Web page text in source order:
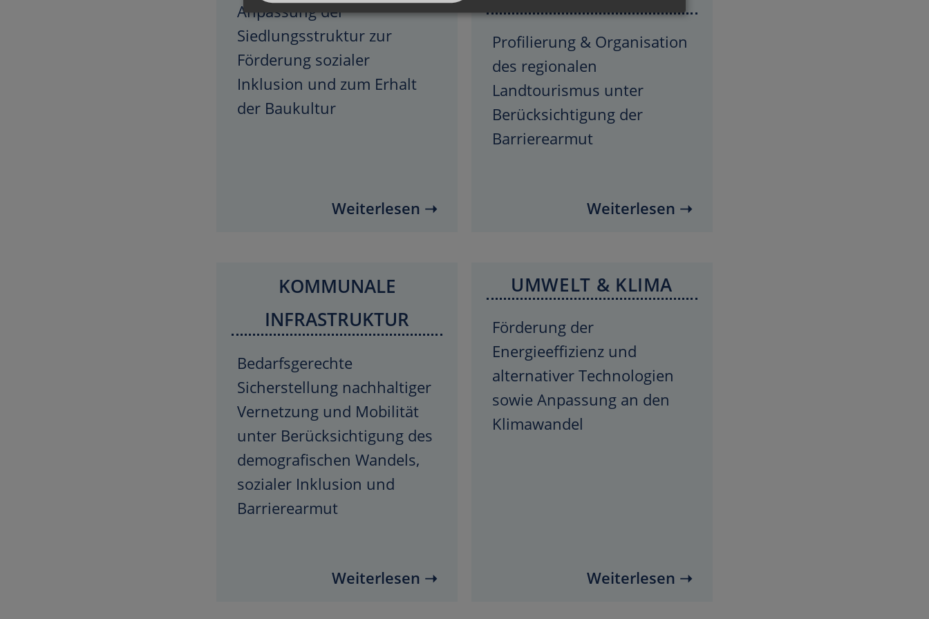
Anpassung der
Siedlungsstruktur zur
Förderung sozialer
Inklusion und zum Erhalt
der Baukultur
Weiterlesen ➝
Profilierung & Organisation
des regionalen
Landtourismus unter
Berücksichtigung der
Barrierearmut
Weiterlesen ➝
KOMMUNALE
INFRASTRUKTUR
Bedarfsgerechte
Sicherstellung nachhaltiger
Vernetzung und Mobilität
unter Berücksichtigung des
demografischen Wandels,
sozialer Inklusion und
Barrierearmut
Weiterlesen ➝
UMWELT & KLIMA
Förderung der
Energieeffizienz und
alternativer Technologien
sowie Anpassung an den
Klimawandel
Weiterlesen ➝